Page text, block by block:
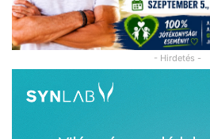
- Hirdetés -